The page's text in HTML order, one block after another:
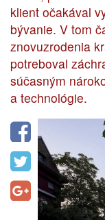
klient očakával
bývanie. V tom
znovuzrodenia
potreboval
súčasným
a technológie.